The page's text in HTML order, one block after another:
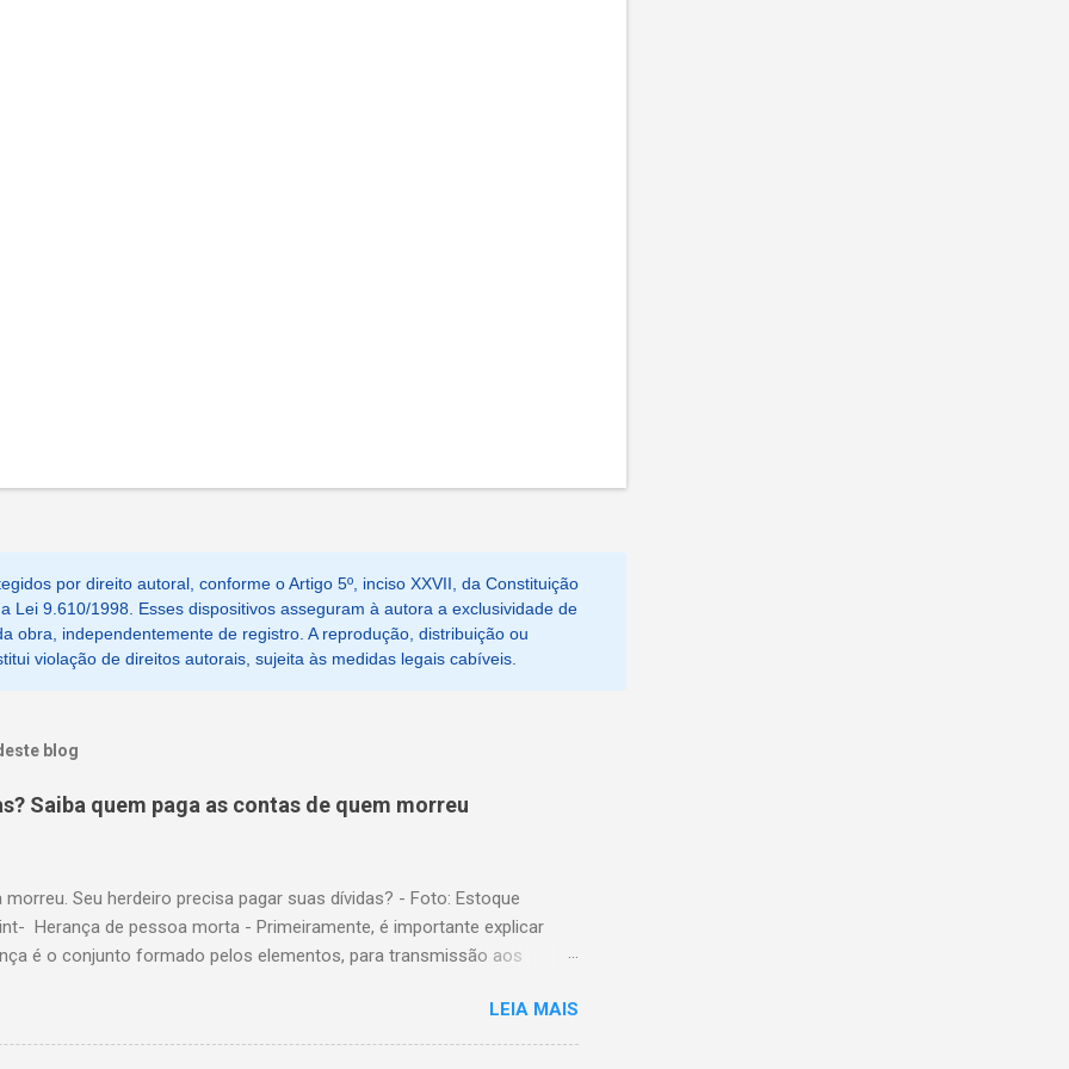
por direito autoral, conforme o Artigo 5º, inciso XXVII, da Constituição
Lei 9.610/1998. Esses dispositivos asseguram à autora a exclusividade de
obra, independentemente de registro. A reprodução, distribuição ou
violação de direitos autorais, sujeita às medidas legais cabíveis.
blog
Saiba quem paga as contas de quem morreu
morreu. Seu herdeiro precisa pagar suas dívidas? - Foto: Estoque
Herança de pessoa morta - Primeiramente, é importante explicar
é o conjunto formado pelos elementos, para transmissão aos
como, por exemplo, bens imóveis; B) negativos; ou seja, obrigações
como, por exemplo, dívidas em dinheiro. Por isso, tem cabimento
LEIA MAIS